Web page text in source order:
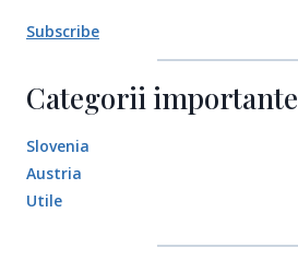
Subscribe
Categorii importante
Slovenia
Austria
Utile